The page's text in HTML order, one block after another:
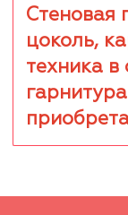
Стеновая
цоколь,
техника в